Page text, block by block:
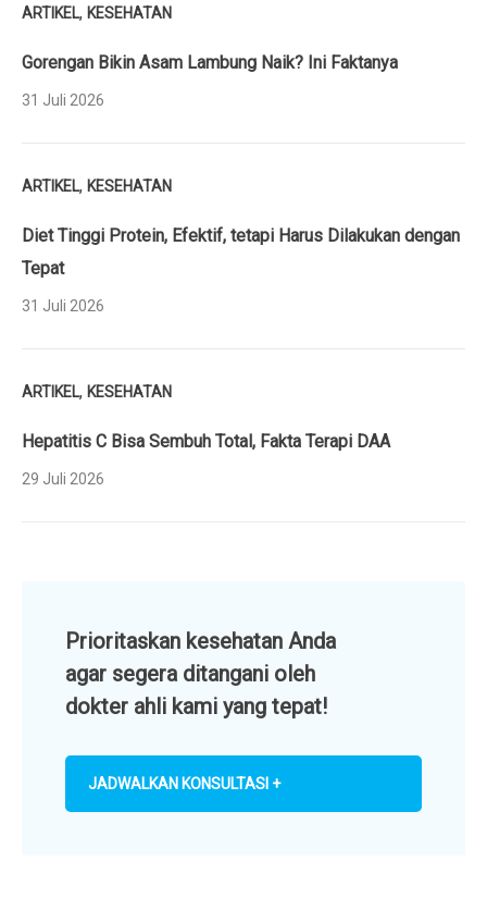
ARTIKEL, KESEHATAN
Gorengan Bikin Asam Lambung Naik? Ini Faktanya
31 Juli 2026
ARTIKEL, KESEHATAN
Diet Tinggi Protein, Efektif, tetapi Harus Dilakukan dengan
Tepat
31 Juli 2026
ARTIKEL, KESEHATAN
Hepatitis C Bisa Sembuh Total, Fakta Terapi DAA
29 Juli 2026
Prioritaskan kesehatan Anda
agar segera ditangani oleh
dokter ahli kami yang tepat!
JADWALKAN KONSULTASI +